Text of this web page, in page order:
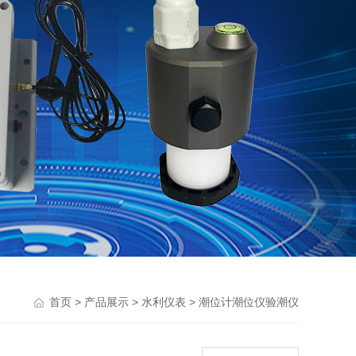
首页 > 产品展示 > 水利仪表 > 潮位计潮位仪验潮仪